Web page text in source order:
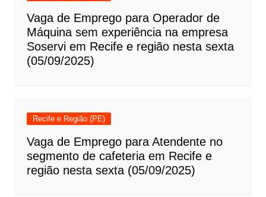
Vaga de Emprego para Operador de
Máquina sem experiência na empresa
Soservi em Recife e região nesta sexta
(05/09/2025)
Recife e Região (PE)
Vaga de Emprego para Atendente no
segmento de cafeteria em Recife e
região nesta sexta (05/09/2025)